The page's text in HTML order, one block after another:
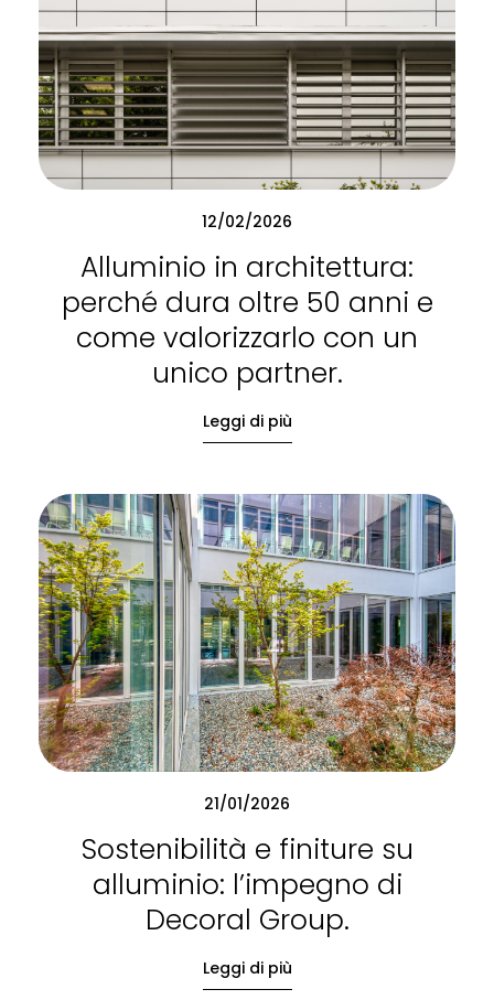
12/02/2026
Alluminio in architettura:
perché dura oltre 50 anni e
come valorizzarlo con un
unico partner.
Leggi di più
21/01/2026
Sostenibilità e finiture su
alluminio: l’impegno di
Decoral Group.
Leggi di più